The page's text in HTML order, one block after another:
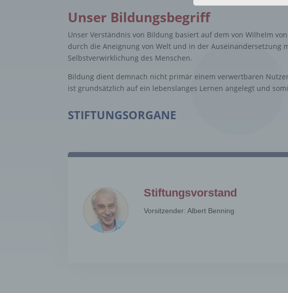
Unser Bildungsbegriff
Unser Verständnis von Bildung basiert auf dem von Wilhelm
durch die Aneignung von Welt und in der Auseinandersetzung
Selbstverwirklichung des Menschen.
Bildung dient demnach nicht primär einem verwertbaren
ist grundsätzlich auf ein lebenslanges Lernen angelegt und
STIFTUNGSORGANE
Stiftungsvorstand
Vorsitzender: Albert Benning
d) Einschränkung der
Einschränkung der
personenbezogener
Profiling ist jede Art
dieser natürlichen
einer Weise, auf
Hinzuziehung
betroffenen Person
Informationen
organisatorischen